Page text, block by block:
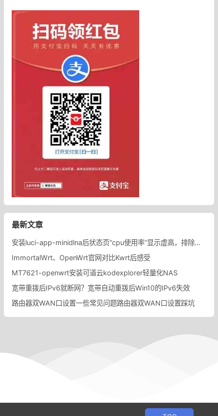
最新文章
安装luci-app-minidlna后状态页“cpu使用率“显示虚高，排除过程记录。
ImmortalWrt、OpenWrt官网对比Kwrt后感受
MT7621-openwrt安装可道云kodexplorer轻量化NAS
宽带重拨后IPv6就断网？宽带自动重拨后Win10的IPv6失效
路由器双WAN口设置一些常见问题路由器双WAN口设置踩坑